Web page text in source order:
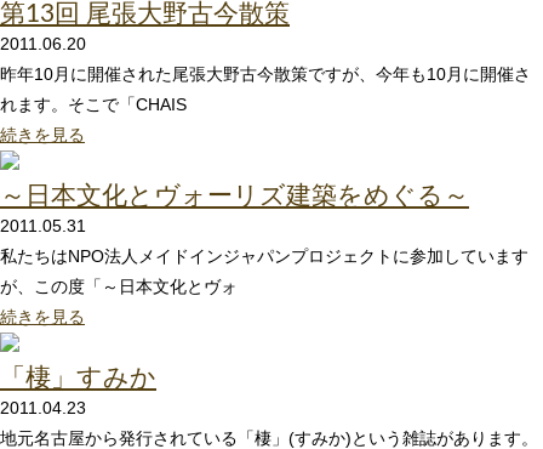
第13回 尾張大野古今散策
2011.06.20
昨年10月に開催された尾張大野古今散策ですが、今年も10月に開催さ
れます。そこで「CHAIS
続きを見る
～日本文化とヴォーリズ建築をめぐる～
2011.05.31
私たちはNPO法人メイドインジャパンプロジェクトに参加しています
が、この度「～日本文化とヴォ
続きを見る
「棲」すみか
2011.04.23
地元名古屋から発行されている「棲」(すみか)という雑誌があります。